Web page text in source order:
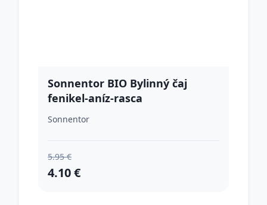
Sonnentor BIO Bylinný čaj
fenikel-aníz-rasca
Sonnentor
5.95 €
4.10 €